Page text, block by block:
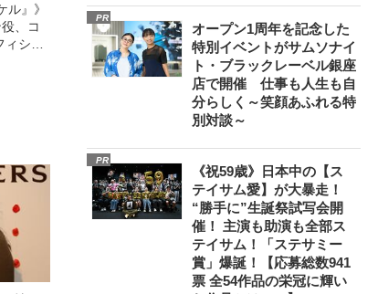
ル』》
、コ
シャ
した
PR
オープン1周年を記念した
特別イベントがサムソナイ
ト・ブラックレーベル銀座
店で開催 仕事も人生も自
分らしく～笑顔あふれる特
別対談～
PR
《祝59歳》日本中の【ス
テイサム愛】が大暴走！
“勝手に”生誕祭試写会開
催！ 主演も助演も全部ス
テイサム！「ステサミー
賞」爆誕！【応募総数941
票 全54作品の栄冠に輝い